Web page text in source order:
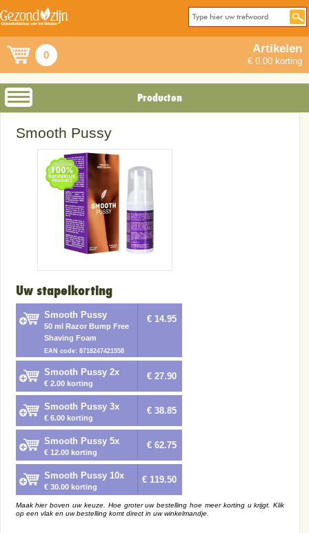
0 Artikelen
€ 0.00 korting
Producten
Smooth Pussy
Uw stapelkorting
Smooth Pussy
50 ml Razor Bump Free
Shaving Foam
EAN code: 8718247421558
€ 14.95
Smooth Pussy 2x
€ 2.00 korting
€ 27.90
Smooth Pussy 3x
€ 6.00 korting
€ 38.85
Smooth Pussy 5x
€ 12.00 korting
€ 62.75
Smooth Pussy 10x
€ 30.00 korting
€ 119.50
Maak hier boven uw keuze. Hoe groter uw bestelling hoe meer korting u krijgt. Klik
op een vlak en uw bestelling komt direct in uw winkelmandje.